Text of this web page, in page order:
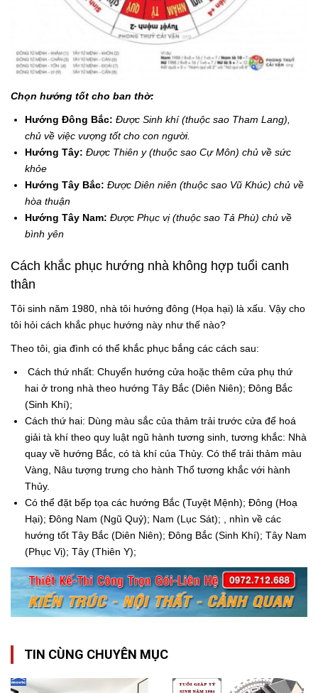
Chọn hướng tốt cho ban thờ:
Hướng Đông Bắc: Được Sinh khí (thuộc sao Tham Lang),
chủ về việc vượng tốt cho con người.
Hướng Tây: Được Thiên y (thuộc sao Cự Môn) chủ về sức
khỏe
Hướng Tây Bắc: Được Diên niên (thuộc sao Vũ Khúc) chủ về
hòa thuận
Hướng Tây Nam: Được Phục vị (thuộc sao Tả Phù) chủ về
bình yên
Cách khắc phục hướng nhà không hợp tuổi canh
thân
Tôi sinh năm 1980, nhà tôi hướng đông (Họa hại) là xấu. Vậy cho
tôi hỏi cách khắc phục hướng này như thế nào?
Theo tôi, gia đình có thể khắc phục bắng các cách sau:
Cách thứ nhất: Chuyển hướng cửa hoặc thêm cửa phụ thứ
hai ở trong nhà theo hướng Tây Bắc (Diên Niên); Đông Bắc
(Sinh Khí);
Cách thứ hai: Dùng màu sắc của thảm trải trước cửa để hoá
giải tà khí theo quy luật ngũ hành tương sinh, tương khắc: Nhà
quay về hướng Bắc, có tà khí của Thủy. Có thể trải thảm màu
Vàng, Nâu tượng trưng cho hành Thổ tương khắc với hành
Thủy.
Có thể đặt bếp tọa các hướng Bắc (Tuyệt Mệnh); Đông (Hoạ
Hại); Đông Nam (Ngũ Quỷ); Nam (Lục Sát); , nhìn về các
hướng tốt Tây Bắc (Diên Niên); Đông Bắc (Sinh Khí); Tây Nam
(Phục Vị); Tây (Thiên Y);
TIN CÙNG CHUYÊN MỤC